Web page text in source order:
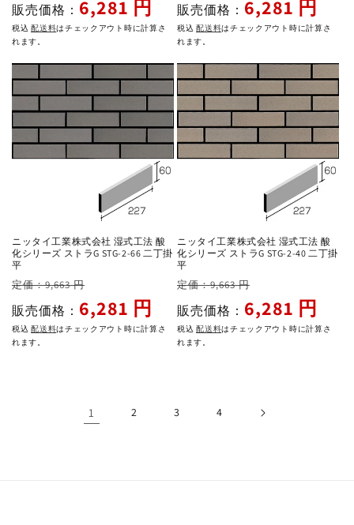
価
格
ル
販売価格： 6,281 円
税込配送料はチェックアウト時に計算さ
れます。
価
格
ル
販売価格： 6,281 円
税込配送料はチェックアウト時に計算さ
れます。
ニッタイ工業株式会社 湿式工法 酸
化シリーズ ストラG STG-2-66 二丁掛
平
通
常
価
格
定価：9,663 円
ー
ル
販売価格： 6,281 円
税込配送料はチェックアウト時に計算さ
れます。
ニッタイ工業株式会社 湿式工法 酸
化シリーズ ストラG STG-2-40 二丁掛
平
通
常
価
格
定価：9,663 円
ー
ル
販売価格： 6,281 円
税込配送料はチェックアウト時に計算さ
れます。
1 2 3 4